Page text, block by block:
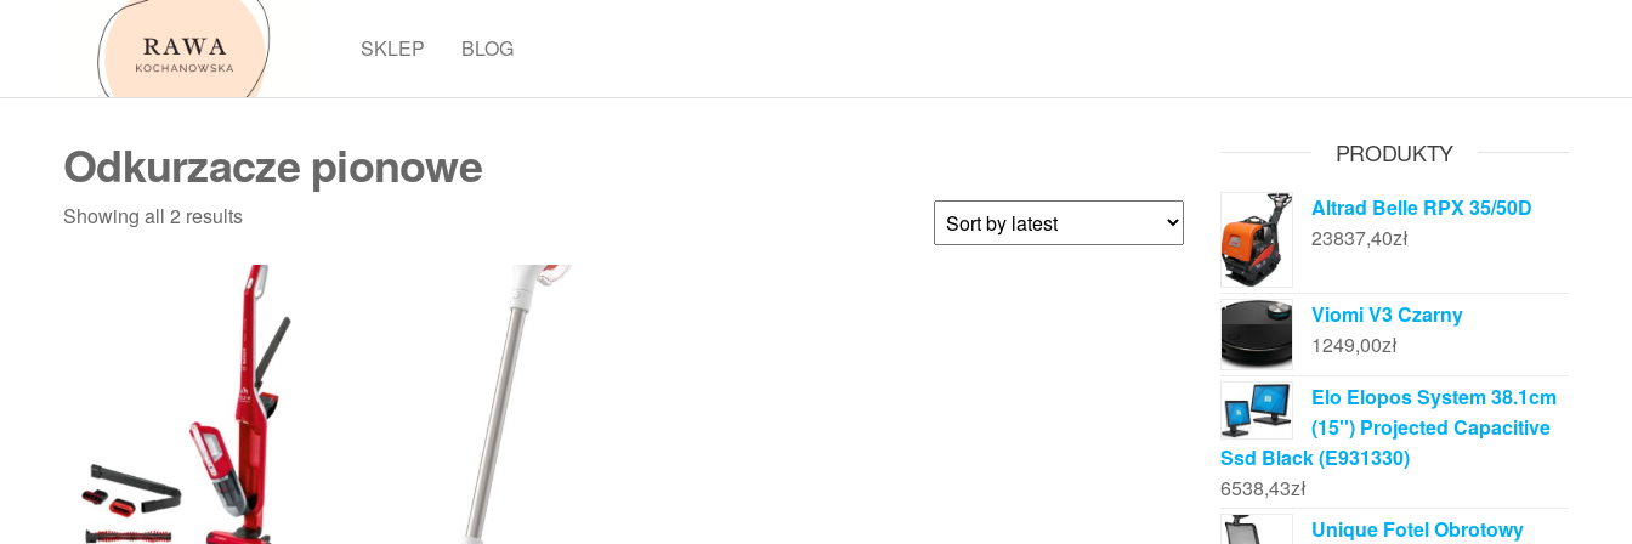
SKLEP BLOG
Odkurzacze pionowe
Showing all 2 results
PRODUKTY
Altrad Belle RPX 35/50D
23837,40zł
Viomi V3 Czarny
1249,00zł
Elo Elopos System 38.1cm
(15'') Projected Capacitive
Ssd Black (E931330)
6538,43zł
Unique Fotel Obrotowy